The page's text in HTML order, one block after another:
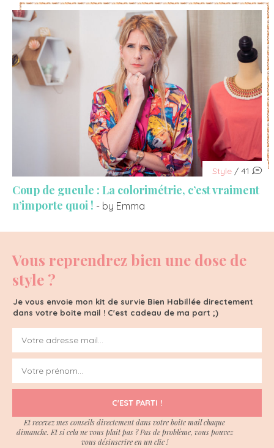
Style / 41
Coup de gueule : La colorimétrie, c’est vraiment
n’importe quoi ! - by Emma
Vous reprendrez bien une dose de
style ?
Je vous envoie mon kit de survie Bien Habillée directement
dans votre boite mail ! C'est cadeau de ma part ;)
C'EST PARTI !
Et recevez mes conseils directement dans votre boite mail chaque
dimanche. Et si cela ne vous plait pas ? Pas de problème, vous pouvez
vous désinscrire en un clic !